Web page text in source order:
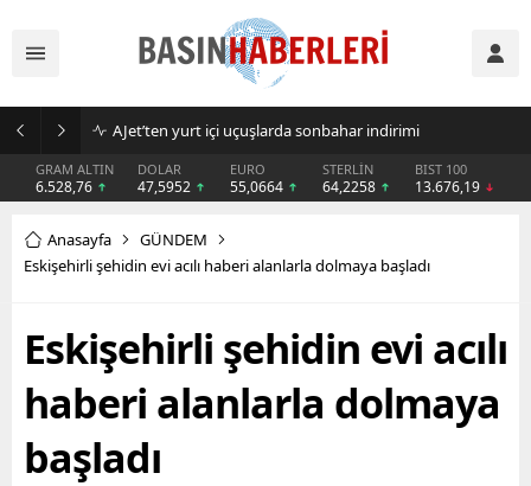
AJet’ten yurt içi uçuşlarda sonbahar indirimi
GRAM ALTIN
6.528,76
DOLAR
47,5952
EURO
55,0664
STERLİN
64,2258
BIST 100
13.676,19
Anasayfa
GÜNDEM
Eskişehirli şehidin evi acılı haberi alanlarla dolmaya başladı
Eskişehirli şehidin evi acılı
haberi alanlarla dolmaya
başladı